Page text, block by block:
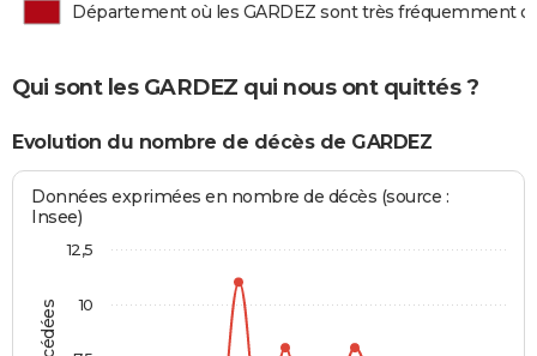
Département où les GARDEZ sont très fréquemment
Qui sont les GARDEZ qui nous ont quittés ?
Evolution du nombre de décès de GARDEZ
Données exprimées en nombre de décès (source :
Insee)
10
12,5